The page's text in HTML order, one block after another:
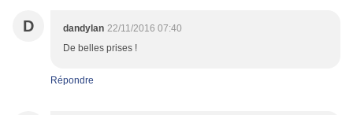
D dandylan 22/11/2016 07:40
De belles prises !
Répondre